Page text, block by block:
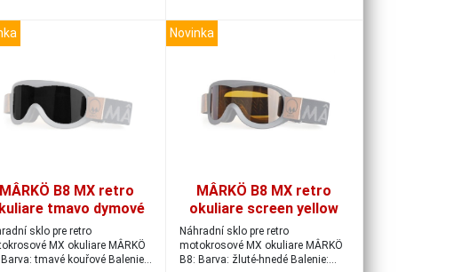
MÂRKÖ B8 MX retro
tmavo dymové
sklo pre retro
MX okuliare MÂRKÖ
tmavé kouřové Balenie:
Novinka
MÂRKÖ B8 MX retro
okuliare screen yellow
Náhradní sklo pre retro
motokrosové MX okuliare MÂRKÖ
B8: Barva: žluté-hnedé Balenie: